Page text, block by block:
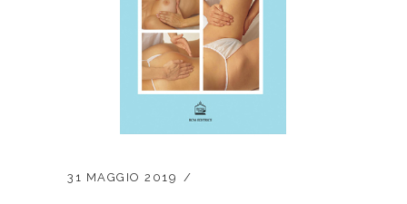
31 MAGGIO 2019